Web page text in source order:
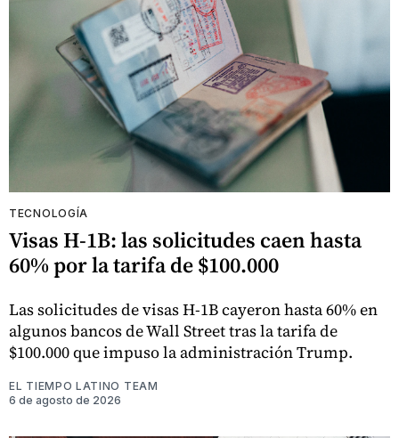
TECNOLOGÍA
Visas H-1B: las solicitudes caen hasta
60% por la tarifa de $100.000
Las solicitudes de visas H-1B cayeron hasta 60% en
algunos bancos de Wall Street tras la tarifa de
$100.000 que impuso la administración Trump.
EL TIEMPO LATINO TEAM
6 de agosto de 2026